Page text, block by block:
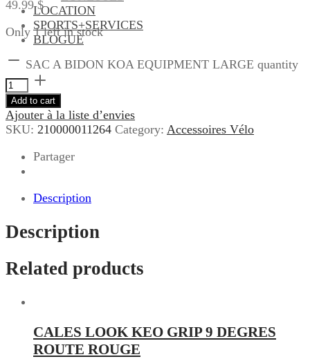
LOCATION
SPORTS+SERVICES
BLOGUE
49.99$
Only 1 left in stock
SAC A BIDON KOA EQUIPMENT LARGE quantity
Add to cart
Ajouter à la liste d’envies
SKU: 210000011264 Category: Accessoires Vélo
Partager
Description
Description
Related products
CALES LOOK KEO GRIP 9 DEGRES
ROUTE ROUGE